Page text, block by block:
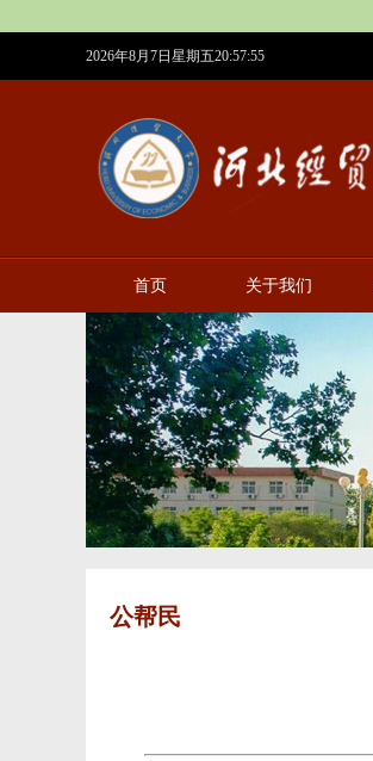
2026年8月7日星期五20:57:56
首页 关于我们
公帮民